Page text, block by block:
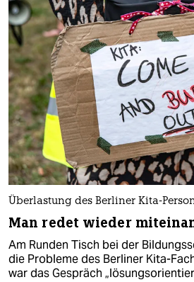
Überlastung des Berliner Kita-
Man redet wieder
Am Runden Tisch bei der
die Probleme des Berliner Kita-
war das Gespräch